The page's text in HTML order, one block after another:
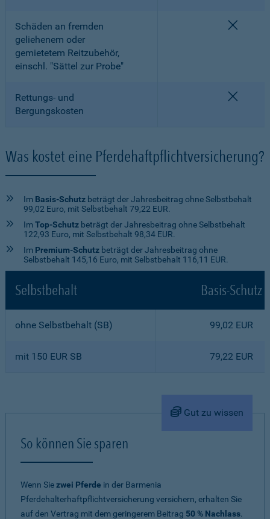
Schäden an fremden
geliehenem oder
gemietetem Reitzubehör,
einschl. "Sättel zur Probe"
Rettungs- und
Bergungskosten
Was kostet eine Pferdehaftpflichtversicherung?
Im Basis-Schutz beträgt der Jahresbeitrag ohne Selbstbehalt
99,02 Euro, mit Selbstbehalt 79,22 EUR.
ImTop-Schutz beträgt der Jahresbeitrag ohne Selbstbehalt
122,93 Euro, mit Selbstbehalt 98,34 EUR.
Im Premium-Schutz beträgt der Jahresbeitrag ohne
Selbstbehalt 145,16 Euro, mit Selbstbehalt 116,11 EUR.
Selbstbehalt Basis-Schutz
ohne Selbstbehalt (SB) 99,02 EUR
mit 150 EUR SB 79,22 EUR
Gut zu wissen
So können Sie sparen
Wenn Siezwei Pferde in der Barmenia
Pferdehalterhaftpflichtversicherung versichern, erhalten Sie
auf den Vertrag mit dem geringerem Beitrag 50 % Nachlass.